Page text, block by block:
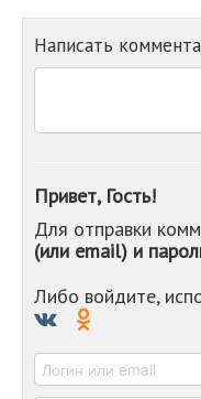
Написать
Привет, Гость!
Для отправки
(или email) и
Либо войдите,